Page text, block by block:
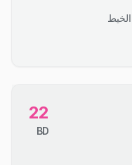
22
BD